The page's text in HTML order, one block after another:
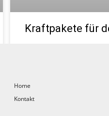
Kraftpakete für
» MEHR LESEN
Home
Kontakt